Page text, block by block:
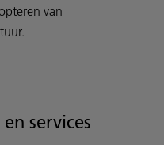
van
services